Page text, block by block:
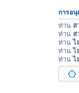
การอ
ท่าน ส
ท่าน ส
ท่านไ
ท่านไ
ท่านไ